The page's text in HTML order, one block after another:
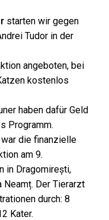
starten wir gegen
Tudor in der
angeboten, bei
kostenlos
haben dafür Geld
Programm.
die finanzielle
am 9.
in Dragomirești,
Neamț. Der Tierarzt
durch: 8
Kater.